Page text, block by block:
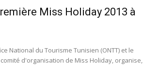
Miss Holiday 2013 à
National du Tourisme Tunisien (ONTT) et le
d'organisation de Miss Holiday, organise,